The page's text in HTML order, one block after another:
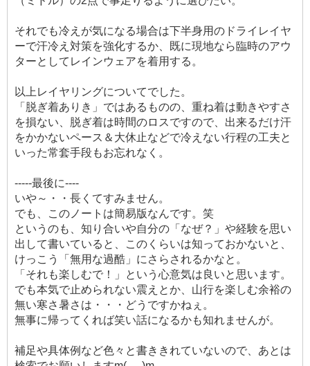
それでも冷えが気になる場合は下半身用のドライレイヤ
ーで汗冷え対策を強化するか、既に現地なら臨時のアウ
ターとしてレインウェアを着用する。
以上レイヤリングについてでした。
「脱ぎ着ありき」ではあるものの、重ね着は動きやすさ
を損ない、脱ぎ着は時間のロスですので、出来るだけ汗
をかかないペース＆大休止などで冷えない行程の工夫と
いった常套手段もお忘れなく。
-----最後に----
いや～・・長くてすみません。
でも、このノートは簡易版なんです。笑
というのも、知り合いや自分の「なぜ？」や経験を思い
出して書いていると、このくらいは知っておかないと、
けっこう「無用な過酷」にさらされるかなと。
「それも楽しむで！」という心意気は良いと思います。
でも本気で止められない震えとか、山行を楽しむ余裕の
無い寒さ暑さは・・・どうですかねぇ。
無事に帰ってくれば笑い話になるかも知れませんが。
補足や具体例など色々と書ききれていないので、あとは